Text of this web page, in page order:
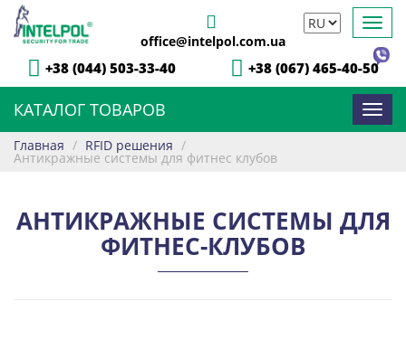
office@intelpol.com.ua
+38 (044) 503-33-40 +38 (067) 465-40-50
КАТАЛОГ ТОВАРОВ
Главная / RFID решения /
Антикражные системы для фитнес клубов
АНТИКРАЖНЫЕ СИСТЕМЫ ДЛЯ
ФИТНЕС-КЛУБОВ